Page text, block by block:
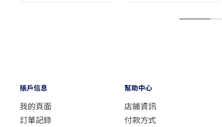
1
賬戶信息
我的頁面
訂單記錄
幫助中心
店鋪資訊
付款方式